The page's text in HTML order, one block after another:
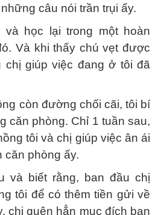
câu nói trần trụi ấy.
học lại trong một hoàn
Và khi thấy chú vẹt được
chị giúp việc đang ở tôi đã
còn đường chối cãi, tôi bí
căn phòng. Chỉ 1 tuần sau,
tôi và chị giúp việc ân ái
căn phòng ấy.
và biết rằng, ban đầu chị
tôi để có thêm tiền gửi về
chị quên hẳn mục đích ban